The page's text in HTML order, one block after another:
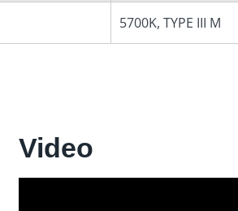
5700K, TYPE III M
Video